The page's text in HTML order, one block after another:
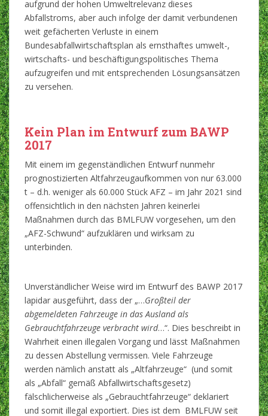
aufgrund der hohen Umweltrelevanz dieses
Abfallstroms, aber auch infolge der damit verbundenen
weit gefächerten Verluste in einem
Bundesabfallwirtschaftsplan als ernsthaftes umwelt-,
wirtschafts- und beschäftigungspolitisches Thema
aufzugreifen und mit entsprechenden Lösungsansätzen
zu versehen.
Kein Plan im Entwurf zum BAWP
2017
Mit einem im gegenständlichen Entwurf nunmehr
prognostizierten Altfahrzeugaufkommen von nur 63.000
t – d.h. weniger als 60.000 Stück AFZ – im Jahr 2021 sind
offensichtlich in den nächsten Jahren keinerlei
Maßnahmen durch das BMLFUW vorgesehen, um den
„AFZ-Schwund“ aufzuklären und wirksam zu
unterbinden.
Unverständlicher Weise wird im Entwurf des BAWP 2017
lapidar ausgeführt, dass der „…Großteil der
abgemeldeten Fahrzeuge in das Ausland als
Gebrauchtfahrzeuge verbracht wird…“. Dies beschreibt in
Wahrheit einen illegalen Vorgang und lässt Maßnahmen
zu dessen Abstellung vermissen. Viele Fahrzeuge
werden nämlich anstatt als „Altfahrzeuge“ (und somit
als „Abfall“ gemäß Abfallwirtschaftsgesetz)
fälschlicherweise als „Gebrauchtfahrzeuge“ deklariert
und somit illegal exportiert. Dies ist dem BMLFUW seit